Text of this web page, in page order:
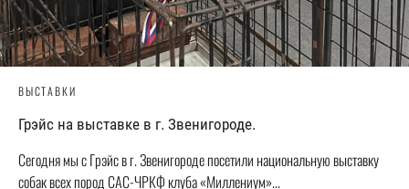
ВЫСТАВКИ
Грэйс на выставке в г. Звенигороде.
Сегодня мы с Грэйс в г. Звенигороде посетили национальную выставку
собак всех пород САС-ЧРКФ клуба «Миллениум»...